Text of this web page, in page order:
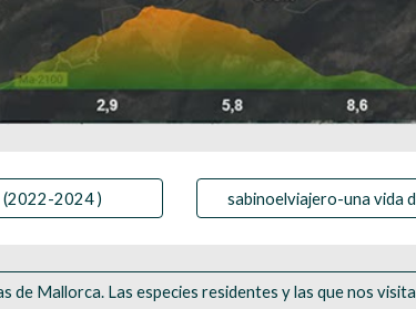
(2022-2024 ) sabinoelviajero-una vida
de Mallorca. Las especies residentes y las que nos